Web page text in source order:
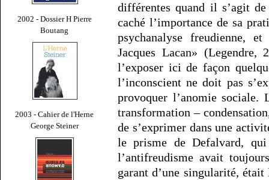
2002 - Dossier H Pierre
Boutang
2003 - Cahier de l'Herne
George Steiner
différentes quand il s’agit
caché l’importance de sa
psychanalyse freudienne,
Jacques Lacan»
l’exposer ici de façon
l’inconscient ne doit pas
provoquer l’anomie sociale.
transformation –
de s’exprimer dans une
le prisme de Defalvard,
l’antifreudisme avait
garant d’une singularité,